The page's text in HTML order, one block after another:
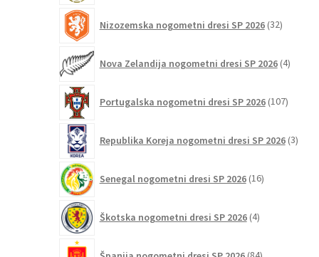
Nizozemska nogometni dresi SP 2026 32izdelkov
Nova Zelandija nogometni dresi SP 2026 4izdelki
Portugalska nogometni dresi SP 2026 107
Republika Koreja nogometni dresi SP 2026 3
Senegal nogometni dresi SP 2026 16izdelkov
Škotska nogometni dresi SP 2026 4izdelki